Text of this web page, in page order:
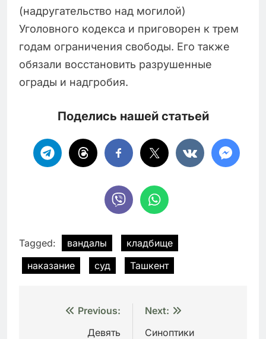
(надругательство над могилой)
Уголовного кодекса и приговорен к трем
годам ограничения свободы. Его также
обязали восстановить разрушенные
ограды и надгробия.
Поделись нашей статьей
Tagged: вандалы
кладбище
наказание
суд Ташкент
Навигация
Previous:
Девять
Next:
Синоптики